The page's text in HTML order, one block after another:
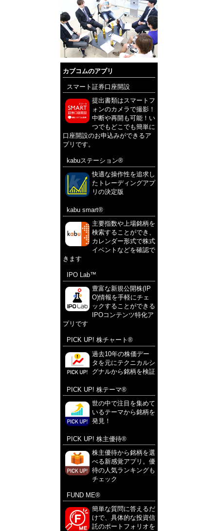
カブコムのアプリ
スマート証券口座開設
提出書類はスマートフ
ォンのカメラで撮影！
中断や再開も可能！い
つでもどこでも簡単に
口座開設のお申込みができるア
プリです。
kabuステーション®
快適な操作性を追求し
たトレーディングアプ
リの決定版
kabu smart®
主要指数や上場銘柄を
検索することができ、
カレンダー形式で株式
イベントなどを確認で
きます
IPO Lab™
豊富な新規公開株(IP
O)情報を手軽にチェ
ックすることができる
IPOコンテンツ特化ア
プリです
PICK UP! 株チャート®
過去10年の株価デー
タを元にテクニカルシ
グナルから銘柄を検証
PICK UP! 株テーマ®
世の中で注目を集めて
いるテーマから銘柄を
発見！
PICK UP! 株主優待®
株主優待から銘柄を選
べる新感覚アプリ。優
待の人気ランキングも
チェック
FUND ME®
簡単な質問に答えるだ
けで、具体的な投資信
託のポートフォリオを